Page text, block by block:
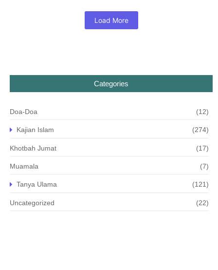
Load More
Categories
Doa-Doa (12)
Kajian Islam (274)
Khotbah Jumat (17)
Muamala (7)
Tanya Ulama (121)
Uncategorized (22)